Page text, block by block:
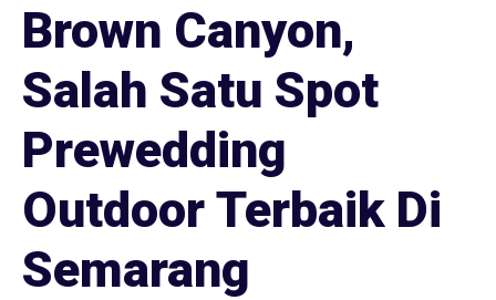
Brown Canyon,
Salah Satu Spot
Prewedding
Outdoor Terbaik Di
Semarang